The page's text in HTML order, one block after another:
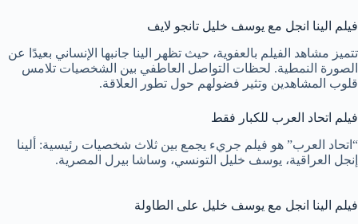
فيلم الينا انجل مع يوسف خليل تانجو لايف
تتميز مشاهد الفيلم بالعفوية، حيث تظهر الينا جانبها الإنساني بعيدًا عن
الصورة النمطية. لحظات التواصل العاطفي بين الشخصيات تلامس
قلوب المشاهدين وتثير فضولهم حول تطور العلاقة.
فيلم اتحاد العرب للكبار فقط
“اتحاد العرب” هو فيلم جريء يجمع بين ثلاث شخصيات رئيسية: ألينا
إنجل العراقية، يوسف خليل التونسي، وساشا بيرل المصرية.
فيلم الينا انجل مع يوسف خليل على الطاولة